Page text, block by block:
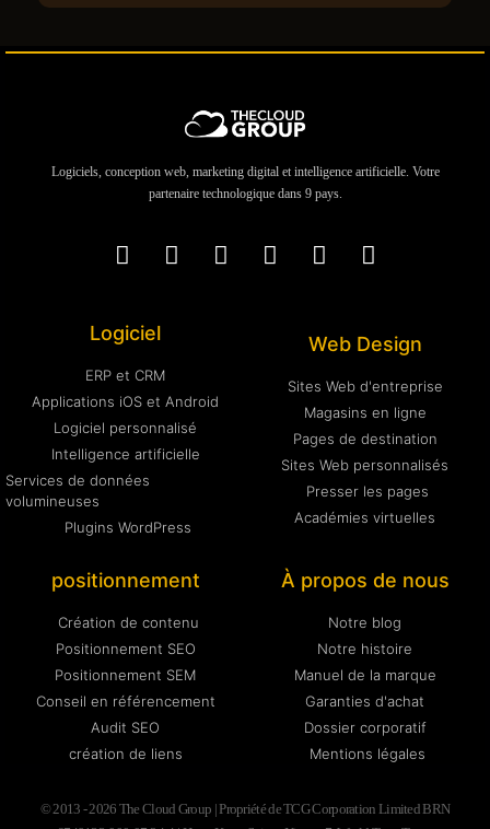
Logiciels, conception web, marketing digital et intelligence artificielle. Votre
partenaire technologique dans 9 pays.
Logiciel
ERP et CRM
Applications iOS et Android
Logiciel personnalisé
Intelligence artificielle
Services de données
volumineuses
Plugins WordPress
Web Design
Sites Web d'entreprise
Magasins en ligne
Pages de destination
Sites Web personnalisés
Presser les pages
Académies virtuelles
positionnement
Création de contenu
Positionnement SEO
Positionnement SEM
Conseil en référencement
Audit SEO
création de liens
À propos de nous
Notre blog
Notre histoire
Manuel de la marque
Garanties d'achat
Dossier corporatif
Mentions légales
© 2013 - 2026 The Cloud Group | Propriété de TCG Corporation Limited BRN